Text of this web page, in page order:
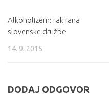
Alkoholizem: rak rana
slovenske družbe
14. 9. 2015
DODAJ ODGOVOR